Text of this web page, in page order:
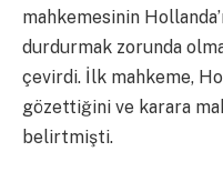
mahkemesinin
durdurmak zorunda
çevirdi. İlk mahkeme,
gözettiğini ve karara
belirtmişti.